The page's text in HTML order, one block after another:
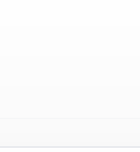
و در هنگام حریق، شعله ور